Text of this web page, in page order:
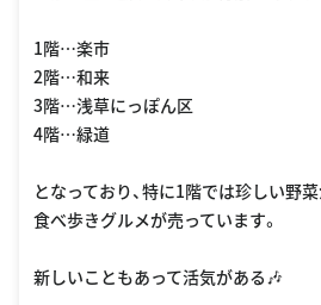
1階…楽市
2階…和来
3階…浅草にっぽん区
4階…緑道
となっており、特に1階では珍しい野
食べ歩きグルメが売っています。
新しいこともあって活気がある🎶